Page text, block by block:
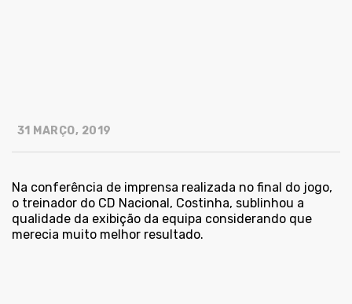
31 MARÇO, 2019
Na conferência de imprensa realizada no final do jogo,
o treinador do CD Nacional, Costinha, sublinhou a
qualidade da exibição da equipa considerando que
merecia muito melhor resultado.